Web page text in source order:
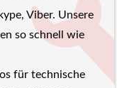
Viber. Unsere
so schnell wie
für technische